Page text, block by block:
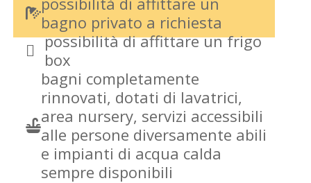
bagno privato a richiesta
possibilità di affittare un frigo
box
bagni completamente
rinnovati, dotati di lavatrici,
area nursery, servizi accessibili
alle persone diversamente abili
e impianti di acqua calda
sempre disponibili